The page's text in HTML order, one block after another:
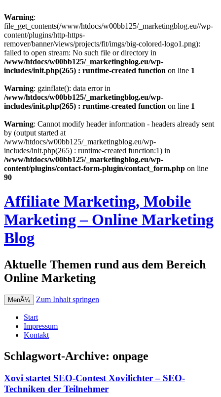
Warning:
file_get_contents(/www/htdocs/w00bb125/_marketingblog.eu//wp-
content/plugins/http-https-
remover/banner/views/projects/fit/imgs/big-colored-logo1.png):
failed to open stream: No such file or directory in
/www/htdocs/w00bb125/_marketingblog.eu/wp-
includes/init.php(265) : runtime-created function on line 1
Warning: gzinflate(): data error in
/www/htdocs/w00bb125/_marketingblog.eu/wp-
includes/init.php(265) : runtime-created function on line 1
Warning: Cannot modify header information - headers already sent
by (output started at
/www/htdocs/w00bb125/_marketingblog.eu/wp-
includes/init.php(265) : runtime-created function:1) in
/www/htdocs/w00bb125/_marketingblog.eu/wp-
content/plugins/contact-form-plugin/contact_form.php on line
90
Affiliate Marketing, Mobile
Marketing – Online Marketing
Blog
Aktuelle Themen rund aus dem Bereich
Online Marketing
MenÃ¼ Zum Inhalt springen
Start
Impressum
Kontakt
Schlagwort-Archive: onpage
Xovi startet SEO-Contest Xovilichter – SEO-
Techniken der Teilnehmer